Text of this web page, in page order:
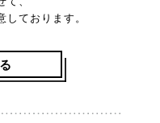
ております。